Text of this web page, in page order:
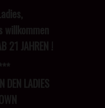
willkommen
21 JAHREN !
DEN LADIES